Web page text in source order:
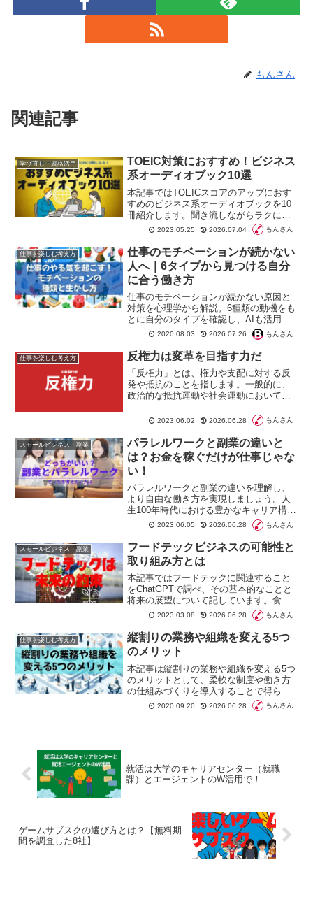
もんさん
関連記事
学び直し・資格活用
TOEIC対策におすすめ！ビジネス
系オーディオブック10選
本記事ではTOEICスコアのアップにおす
すめのビジネス系オーディオブックを10
冊紹介します。聞き流しながらラクに英
語とビジネススキルをアップしたい方は
もちろん、人知れず語学力をアップした
い方、何より収入アップを図りたい方は
ぜひお読みください。
2023.05.25 2026.07.04 もんさん
仕事を楽しむ考え方
仕事のモチベーションが続かない
人へ｜6タイプから見つける自分
に合う働き方
仕事のモチベーションが続かない原因と
対策を心理学から解説。6種類の動機をも
とに自分のタイプを確認し、AIも活用し
ながら無理なく仕事を効率化する具体的
2020.08.03 2026.07.26 もんさん
仕事を楽しむ考え方 反権力は変革を目指す力だ
「反権力」とは、権力や支配に対する反
発や抵抗のことを指します。一般的に、
政治的な抵抗運動や社会運動において用
な立場から、権力に対する抵抗や反乱を
行い、社会の変革を目指すことが目的で
す。
2023.06.02 2026.06.28 もんさん
スモールビジネス・副業
パラレルワークと副業の違いと
は？お金を稼ぐだけが仕事じゃな
い！
パラレルワークと副業の違いを理解し、
より自由な働き方を実現しましょう。人
生100年時代における豊かなキャリア構築
のためのガイドラインとなる本記事をお
2023.06.05 2026.06.28 もんさん
スモールビジネス・副業
フードテックビジネスの可能性と
取り組み方とは
本記事ではフードテックに関連すること
をChatGPTで調べ、その基本的なことと
将来の展望について記しています。食品
業界で働いている人、これからビジネス
を起業する人にオススメの内容になって
います。フードテックは人類の未来も左
右する取り組みになり補助金などの対象
にもなっています、
2023.03.08 2026.06.28 もんさん
仕事を楽しむ考え方
縦割りの業務や組織を変える5つ
のメリット
本記事は縦割りの業務や組織を変える5つ
のメリットとして、柔軟な制度や働き方
の仕組みづくりを導入することで得られ
るメリットを紹介します。師弟制度に代
表されるように、日本の働き方は「縦割
2020.09.20 2026.06.28 もんさん
就活は大学のキャリアセンター（就職
課）とエージェントのW活用で！
ゲームサブスクの選び方とは？【無料期
間を調査した8社】